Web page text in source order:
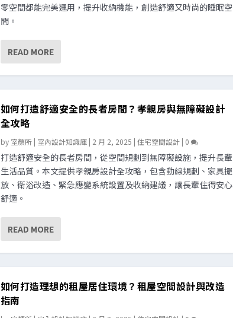
零空間都能完美運用，提升收納機能，創造舒適又時尚的睡眠空
間。
READ MORE
如何打造舒適安全的長者房間？孝親房與無障礙設計
全攻略
by 室顏所 | 室內設計知識庫| 2 月 2, 2025 | 住宅空間設計| 0
打造舒適安全的長者房間，從空間規劃到無障礙設施，提升長輩
生活品質。本文提供孝親房設計全攻略，包含動線規劃、家具擺
放、衛浴改造、緊急應變系統設置及收納建議，讓長輩住得安心
舒適。
READ MORE
如何打造理想的租屋居住環境？租屋空間設計與改造
指南